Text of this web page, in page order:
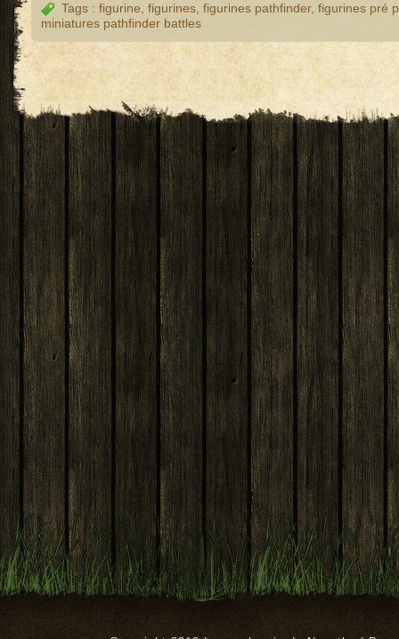
Tags : figurine figurines figurines pathfinder, figurines pré
miniatures pathfinder battles